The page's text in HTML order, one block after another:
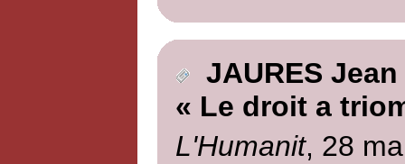
JAURES Jean
« Le droit a
L'Humanit, 28